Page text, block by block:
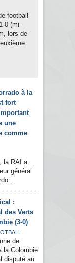
football
0 (mi-
lors de
à la
fort
une
comme
la RAI a
général
:
des Verts
(3-0)
de
la Colombie
disputé au